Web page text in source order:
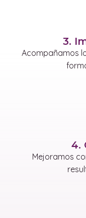
3.
Acompañamos
4.
Mejoramos